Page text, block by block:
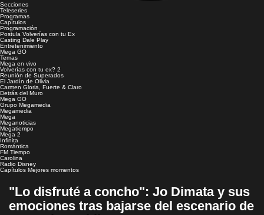
Secciones
Teleseries
Programas
Capítulos
Programación
Postula Volverías con tu Ex
Casting Dale Play
Entretenimiento
Mega GO
Temas
Mega en vivo
Volverías con tu ex? 2
Reunión de Superados
El Jardín de Olivia
Carmen Gloria, Fuerte & Claro
Detrás del Muro
Mega GO
Grupo Megamedia
Megamedia
Mega
Meganoticias
Megatiempo
Mega 2
Infinita
Romántica
FM Tiempo
Carolina
Radio Disney
Capítulos Mejores momentos
"Lo disfruté a concho": Jo Dimata y sus
emociones tras bajarse del escenario de